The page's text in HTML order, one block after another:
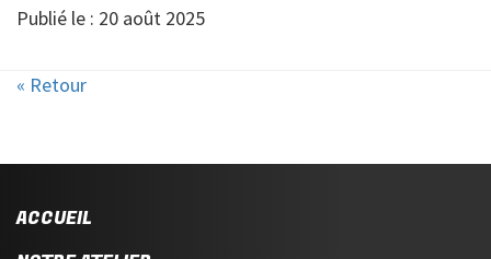
Publié le : 20 août 2025
« Retour
ACCUEIL